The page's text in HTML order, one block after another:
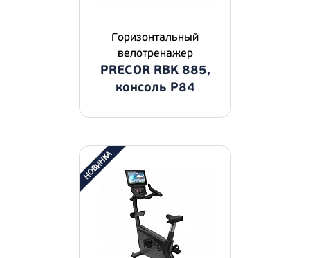
Горизонтальный
велотренажер
PRECOR RBK 885,
консоль P84